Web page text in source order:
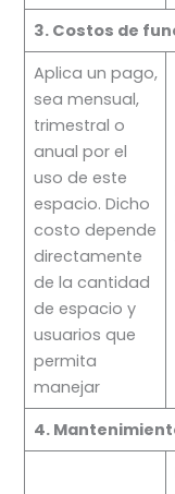
3. Costos de
Aplica un pago,
sea mensual,
trimestral o
anual por el
uso de este
espacio. Dicho
costo depende
directamente
de la cantidad
de espacio y
usuarios que
permita
manejar
4.